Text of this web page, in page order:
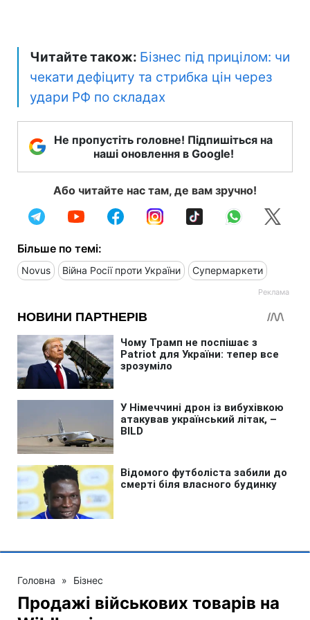
Читайте також: Бізнес під прицілом: чи
чекати дефіциту та стрибка цін через
удари РФ по складах
Не пропустіть головне! Підпишіться на
наші оновлення в Google!
Або читайте нас там, де вам зручно!
Більше по темі:
Novus Війна Росії проти України Супермаркети
Головна » Бізнес
Продажі військових товарів на